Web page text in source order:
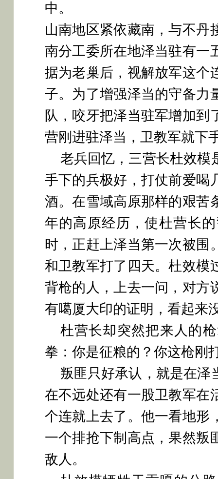
中。
山南地区紧依藏南，与不丹
南分工委所在地泽当驻有一
据为老巢后，视解放军这个
子。为了增强泽当的守备力
队，咬牙把泽当驻军增加到
营刚进驻泽当，卫教军就下
老兵回忆，三营长杜效模
手下的兵极好，打仗前爱喝
酒。在雪域高原那样的艰苦
年的高原经历，使杜营长
时，正赶上泽当第一次被围
和卫教军打了四天。杜效模
背枪的人，上去一问，对方
有噶厦大印的证明，看起来
杜营长却突然把来人的
拳：你是征粮的？你这枪刚
叛匪只好承认，就是在泽
在不远处还有一股卫教军在
个连就上去了。他一看地形
一个排抢下制高点，果然叛
敌人。